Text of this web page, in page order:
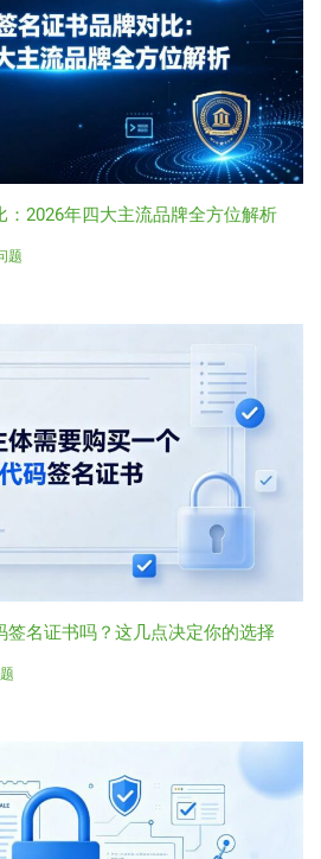
：2026年四大主流品牌全方位解析
题
签名证书吗？这几点决定你的选择